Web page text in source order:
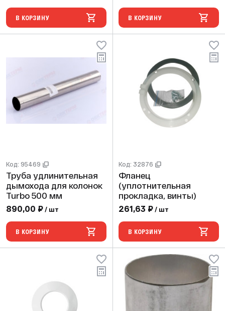
В КОРЗИНУ В КОРЗИНУ
Код: 95469
Труба удлинительная
дымохода для колонок
Turbo 500 мм
890,00 ₽ / шт
В КОРЗИНУ
Код: 32876
Фланец
(уплотнительная
прокладка, винты)
261,63 ₽ / шт
В КОРЗИНУ